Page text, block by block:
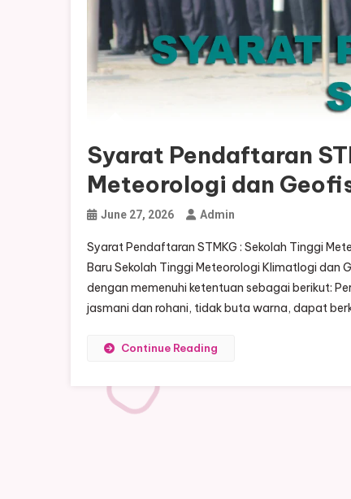
Syarat Pendaftaran
Meteorologi dan
June 27, 2026 Admin
Syarat Pendaftaran STMKG : Sekolah Tinggi
Baru Sekolah Tinggi Meteorologi Klimatlogi dan
dengan memenuhi ketentuan sebagai berikut:
jasmani dan rohani, tidak buta warna, dapat
Continue Reading